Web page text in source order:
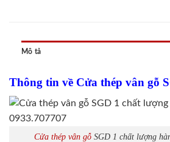
Mô tả
Thông tin về Cửa thép vân gỗ
Cửa thép vân gỗ SGD 1 chất lượng